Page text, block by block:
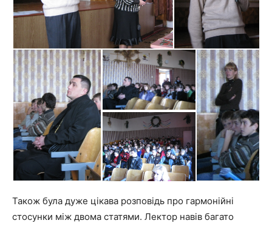
Також була дуже цікава розповідь про гармонійні
стосунки між двома статями. Лектор навів багато